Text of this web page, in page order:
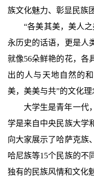
族文化魅力、彰显民族
“各美其美，美人
永历史的话语，更是人
就像56朵鲜艳的花，各
出的人与天地自然的
美，美美与共”的文化理
大学生是青年一代
学是来自中央民族大学
向大家展示了哈萨克族
哈尼族等15个民族的不
独有的民族风情和文化